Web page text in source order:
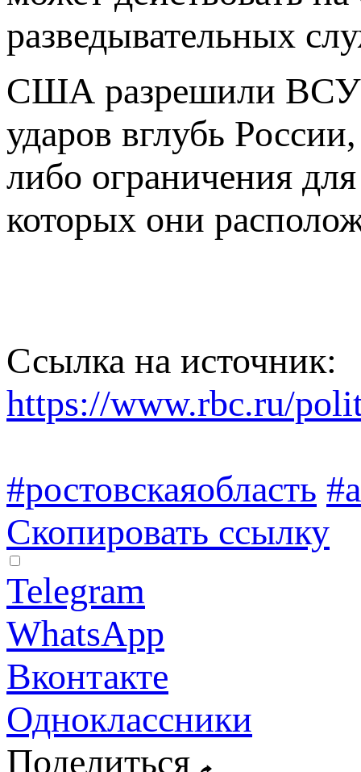
разведывательных
США разрешили ВСУ
ударов вглубь
либо ограничения
которых они
Ссылка на источник:
https://www.rbc.ru/
#ростовскаяобласть
Скопировать ссылку
Telegram
WhatsApp
Вконтакте
Одноклассники
Поделиться